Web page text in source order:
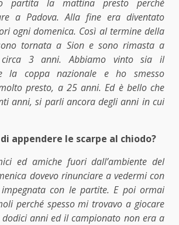
partita la mattina presto perché
a Padova. Alla fine era diventato
ogni domenica. Così al termine della
tornata a Sion e sono rimasta a
3 anni. Abbiamo vinto sia il
la coppa nazionale e ho smesso
presto, a 25 anni. Ed è bello che
anni, si parli ancora degli anni in cui
appendere le scarpe al chiodo?
ed amiche fuori dall’ambiente del
dovevo rinunciare a vedermi con
con le partite. E poi ormai
perché spesso mi trovavo a giocare
anni ed il campionato non era a